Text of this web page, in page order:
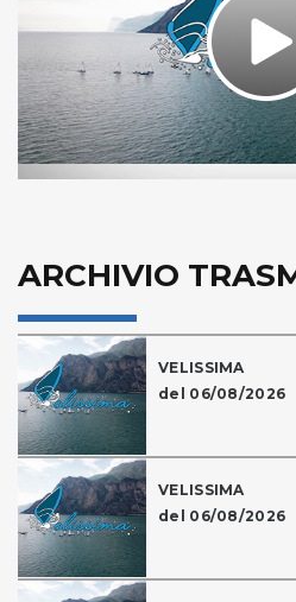
Play
Video
ARCHIVIO
VELISSIMA
del 06/08/2026
VELISSIMA
del 06/08/2026